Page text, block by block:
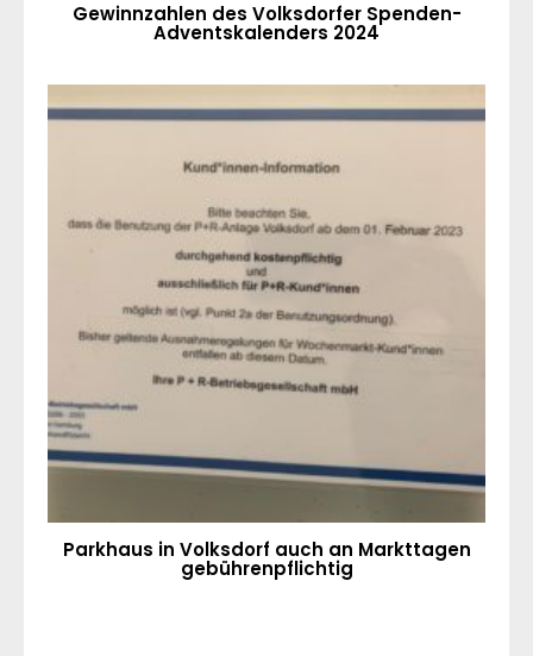
Gewinnzahlen des Volksdorfer Spenden-
Adventskalenders 2024
Parkhaus in Volksdorf auch an Markttagen
gebührenpflichtig